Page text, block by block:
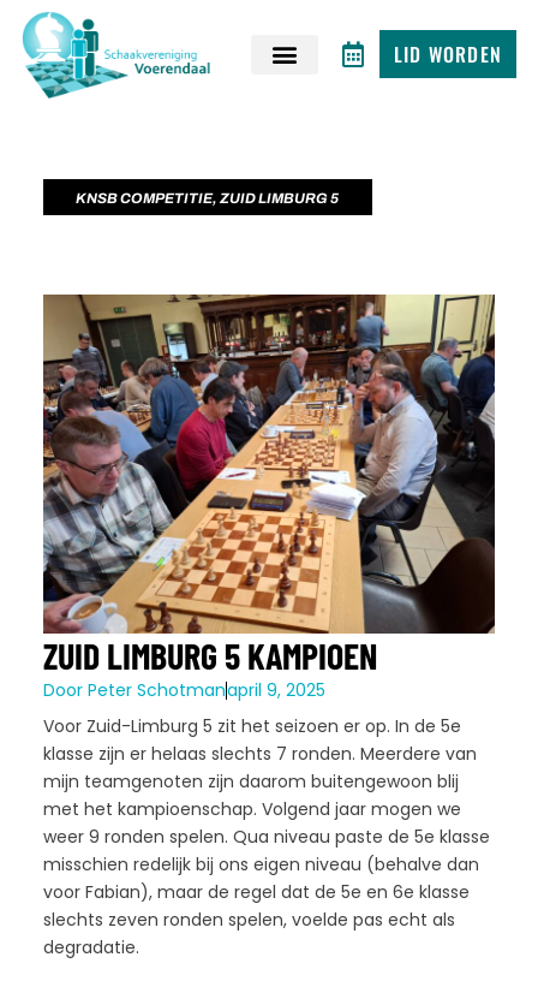
LID WORDEN
KNSB COMPETITIE,ZUID LIMBURG 5
ZUID LIMBURG 5 KAMPIOEN
DoorPeter Schotmanapril 9, 2025
Voor Zuid-Limburg 5 zit het seizoen er op. In de 5e
klasse zijn er helaas slechts 7 ronden. Meerdere van
mijn teamgenoten zijn daarom buitengewoon blij
met het kampioenschap. Volgend jaar mogen we
weer 9 ronden spelen. Qua niveau paste de 5e klasse
misschien redelijk bij ons eigen niveau (behalve dan
voor Fabian), maar de regel dat de 5e en 6e klasse
slechts zeven ronden spelen, voelde pas echt als
degradatie.